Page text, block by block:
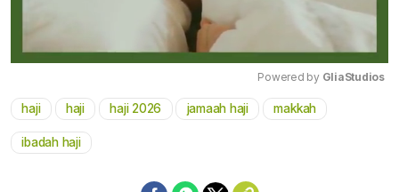
Mute
Powered by GliaStudios
haji haji haji 2026 jamaah haji makkah
ibadah haji